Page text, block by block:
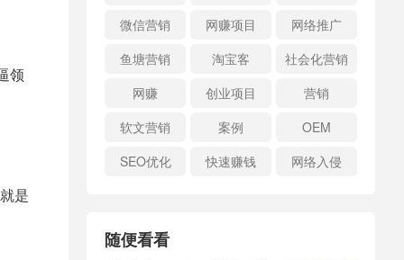
领
是
微信营销
网赚项目
网络推广
鱼塘营销
淘宝客
社会化营销
网赚
创业项目
营销
软文营销
案例
OEM
SEO优化
快速赚钱 网络入侵
随便看看